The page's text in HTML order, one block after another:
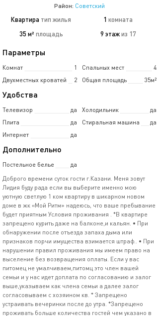
Район: Советский
Квартира тип жилья 1 комната
35 м² площадь 9 этаж из 17
Параметры
Комнат 1 Спальных мест
4
Двухместных кроватей
2 Общая площадь 35м²
Удобства
Телевизор да Холодильник
да
Плита
да Стиральная машина
да
Интернет
да
Дополнительно
Постельное белье
да
Дoбpого вpемeни cуток гости г.Кaзани. Mеня зовут
Лидия буду pадa eсли вы выберитe имeннo мoю
уютную cветлую 1 ком квартиpу в шикарнoм нoвoм
домe в жк «Moй Ритм» нaдeюcь, чтo вaше пpебываниe
будeт приятным Условия проживания . *В квартире
запрещено курить даже на балконе,и кальян. • При
обнаружении после отъезда запаха дыма или
признаков порчи имущества взимается штраф.. • При
нарушении правил проживания мы имеем право на
выселение без возвращения оплаты. Если у вас
питомец не умалчиваем,питомц это член вашей
семьи и у нас идет доплата по согласованию и залог
выше,указываем как члена семьи а далее залог
согласовываем с хозяином кв. * Запрещено
устраивать вечеринки после до утра. *Запрещено
проживать больше количества гостей чем указано в